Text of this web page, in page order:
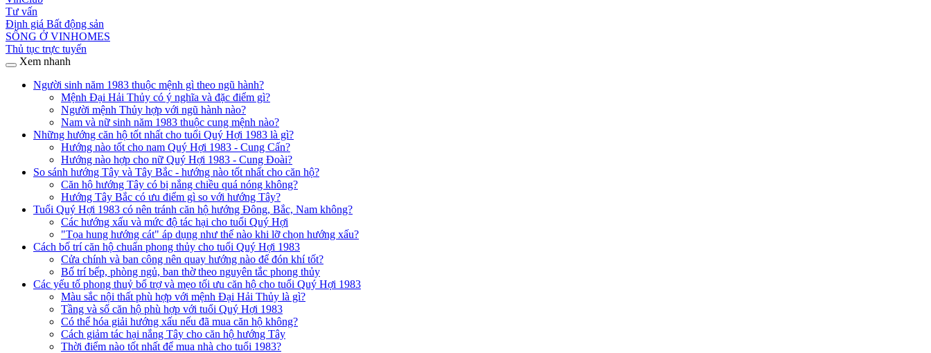
Tư vấn
Định giá Bất động sản
SỐNG Ở VINHOMES
Thủ tục trực tuyến
Xem nhanh
Người sinh năm 1983 thuộc mệnh gì theo ngũ hành?
Mệnh Đại Hải Thủy có ý nghĩa và đặc điểm gì?
Người mệnh Thủy hợp với ngũ hành nào?
Nam và nữ sinh năm 1983 thuộc cung mệnh nào?
Những hướng căn hộ tốt nhất cho tuổi Quý Hợi 1983 là gì?
Hướng nào tốt cho nam Quý Hợi 1983 - Cung Cấn?
Hướng nào hợp cho nữ Quý Hợi 1983 - Cung Đoài?
So sánh hướng Tây và Tây Bắc - hướng nào tốt nhất cho căn hộ?
Căn hộ hướng Tây có bị nắng chiều quá nóng không?
Hướng Tây Bắc có ưu điểm gì so với hướng Tây?
Tuổi Quý Hợi 1983 có nên tránh căn hộ hướng Đông, Bắc, Nam không?
Các hướng xấu và mức độ tác hại cho tuổi Quý Hợi
"Tọa hung hướng cát" áp dụng như thế nào khi lỡ chọn hướng xấu?
Cách bố trí căn hộ chuẩn phong thủy cho tuổi Quý Hợi 1983
Cửa chính và ban công nên quay hướng nào để đón khí tốt?
Bố trí bếp, phòng ngủ, ban thờ theo nguyên tắc phong thủy
Các yếu tố phong thuỷ bổ trợ và mẹo tối ưu căn hộ cho tuổi Quý Hợi 1983
Màu sắc nội thất phù hợp với mệnh Đại Hải Thủy là gì?
Tầng và số căn hộ phù hợp với tuổi Quý Hợi 1983
Có thể hóa giải hướng xấu nếu đã mua căn hộ không?
Cách giảm tác hại nắng Tây cho căn hộ hướng Tây
Thời điểm nào tốt nhất để mua nhà cho tuổi 1983?